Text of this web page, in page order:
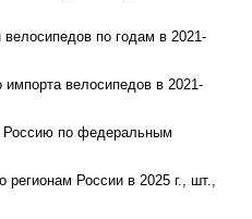
по годам в 2021-
велосипедов в 2021-
Россию по федеральным
России в 2025 г., шт.,